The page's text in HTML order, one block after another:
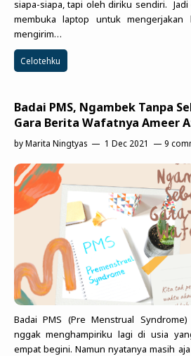
siapa-siapa, tapi oleh diriku sendiri.
membuka laptop untuk mengerjakan
mengirim…
Celotehku
Badai PMS, Ngambek Tanpa
Gara Berita Wafatnya Ameer
byMarita Ningtyas 1 Dec 2021 9
Badai PMS (Pre Menstrual
nggak menghampiriku lagi di usia
empat begini. Namun nyatanya masih